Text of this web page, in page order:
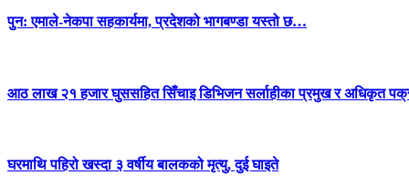
पुन: एमाले-नेकपा सहकार्यमा, प्रदेशको भागबण्डा यस्तो छ…
आठ लाख २१ हजार घुससहित सिँचाइ डिभिजन सर्लाहीका प्रमुख र अधिकृत
घरमाथि पहिरो खस्दा ३ वर्षीय बालकको मृत्यु, दुई घाइते